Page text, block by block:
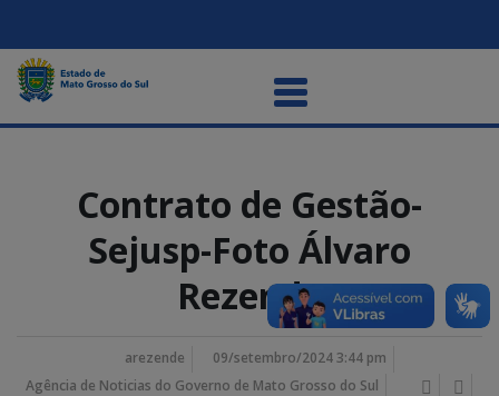
Contrato de Gestão-
Sejusp-Foto Álvaro
Rezende
arezende
09/setembro/2024 3:44 pm
Agência de Noticias do Governo de Mato Grosso do Sul